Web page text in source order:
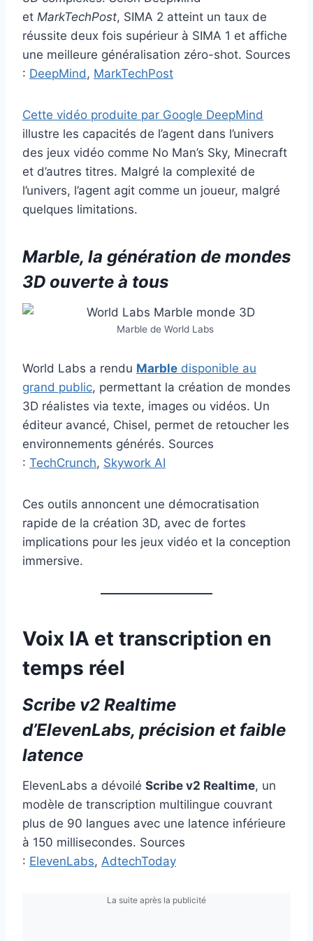
et MarkTechPost, SIMA 2 atteint un taux de
réussite deux fois supérieur à SIMA 1 et affiche
une meilleure généralisation zéro-shot. Sources
: DeepMind, MarkTechPost
Cette vidéo produite par Google DeepMind
illustre les capacités de l’agent dans l’univers
des jeux vidéo comme No Man’s Sky, Minecraft
et d’autres titres. Malgré la complexité de
l’univers, l’agent agit comme un joueur, malgré
quelques limitations.
Marble, la génération de mondes
3D ouverte à tous
Marble de World Labs
World Labs a rendu Marble disponible au
grand public, permettant la création de mondes
3D réalistes via texte, images ou vidéos. Un
éditeur avancé, Chisel, permet de retoucher les
environnements générés. Sources
: TechCrunch, Skywork AI
Ces outils annoncent une démocratisation
rapide de la création 3D, avec de fortes
implications pour les jeux vidéo et la conception
immersive.
Voix IA et transcription en
temps réel
Scribe v2 Realtime
d’ElevenLabs, précision et faible
latence
ElevenLabs a dévoilé Scribe v2 Realtime, un
modèle de transcription multilingue couvrant
plus de 90 langues avec une latence inférieure
à 150 millisecondes. Sources
: ElevenLabs, AdtechToday
La suite après la publicité